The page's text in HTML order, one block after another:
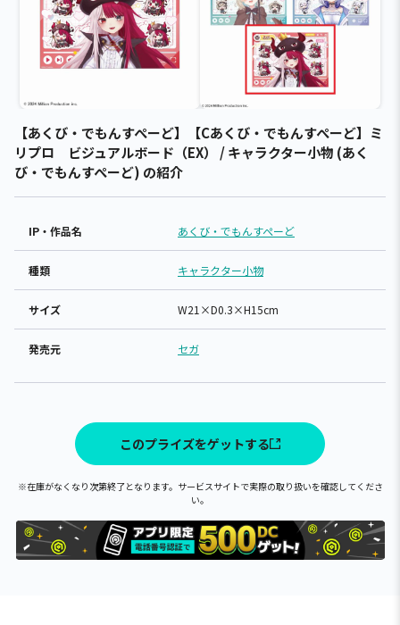
【あくび・でもんすぺーど】【Cあくび・でもんすぺーど】ミ
リプロ ビジュアルボード（EX） / キャラクター小物 (あく
び・でもんすぺーど) の紹介
IP・作品名 あくび・でもんすぺーど
種類 キャラクター小物
サイズ W21×D0.3×H15cm
発売元 セガ
このプライズをゲットする
※在庫がなくなり次第終了となります。サービスサイトで実際の取り扱いを確認してくださ
い。